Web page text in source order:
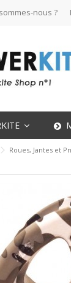
nous ?
Roues, Jantes et